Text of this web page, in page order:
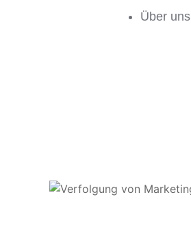
Über uns